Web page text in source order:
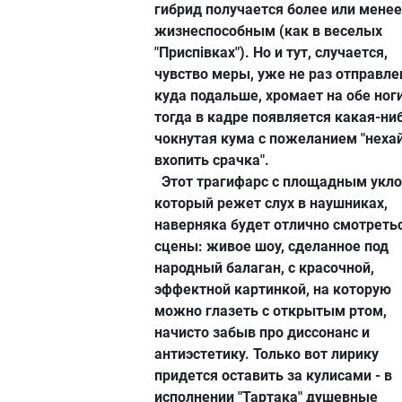
гибрид получается более или менее
жизнеспособным (как в веселых
"Приспівках"). Но и тут, случается,
чувство меры, уже не раз
куда подальше, хромает на обе
тогда в кадре появляется какая-
чокнутая кума с пожеланием
вхопить срачка".
Этот трагифарс с площадным
который режет слух в наушниках,
наверняка будет отлично
сцены: живое шоу, сделанное под
народный балаган, с красочной,
эффектной картинкой, на которую
можно глазеть с открытым ртом,
начисто забыв про диссонанс и
антиэстетику. Только вот лирику
придется оставить за кулисами - в
исполнении "Тартака" душевные